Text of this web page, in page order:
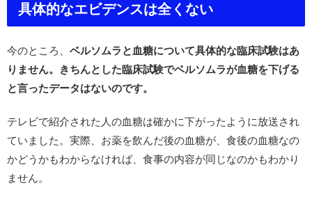
具体的なエビデンスは全くない
今のところ、 ベルソムラと血糖について具体的な臨床試験はあ
りません。きちんとした臨床試験でベルソムラが血糖を下げる
と言ったデータはないのです。
テレビで紹介された人の血糖は確かに下がったように放送され
ていました。実際、お薬を飲んだ後の血糖が、食後の血糖なの
かどうかもわからなければ、食事の内容が同じなのかもわかり
ません。